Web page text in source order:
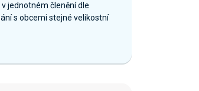
jednotném členění dle
s obcemi stejné velikostní